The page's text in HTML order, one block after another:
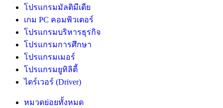
โปรแกรมมัลติมีเดีย
เกม PC คอมพิวเตอร์
โปรแกรมบริหารธุรกิจ
โปรแกรมการศึกษา
โปรแกรมเมอร์
โปรแกรมยูทิลิตี้
ไดร์เวอร์ (Driver)
หมวดย่อยทั้งหมด